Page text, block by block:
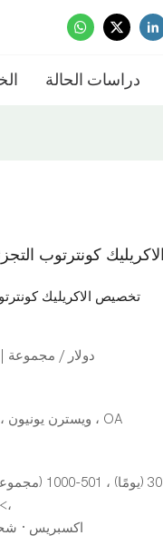
دراسات الحالة
كونترتوب
تخصيص الاكريليك
200.0 دولار / مجموعة |
L/C ، D/A ، D/P ، T/T ، ويسترن يونيون ، مونيغرام ، OA
،> 1000 (مجموعات): للتفاوض (أيام)
اكسبريس ·